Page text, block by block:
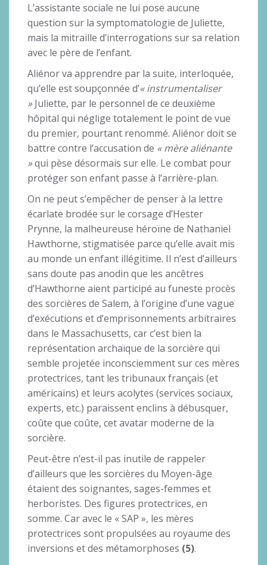
L’assistante sociale ne lui pose aucune
question sur la symptomatologie de Juliette,
mais la mitraille d’interrogations sur sa relation
avec le père de l’enfant.
Aliénor va apprendre par la suite, interloquée,
qu’elle est soupçonnée d’« instrumentaliser
»Juliette, par le personnel de ce deuxième
hôpital qui néglige totalement le point de vue
du premier, pourtant renommé. Aliénor doit se
battre contre l’accusation de « mère aliénante
»qui pèse désormais sur elle. Le combat pour
protéger son enfant passe à l’arrière-plan.
On ne peut s’empêcher de penser à la lettre
écarlate brodée sur le corsage d’Hester
Prynne, la malheureuse héroïne de Nathaniel
Hawthorne, stigmatisée parce qu’elle avait mis
au monde un enfant illégitime. Il n’est d’ailleurs
sans doute pas anodin que les ancêtres
d’Hawthorne aient participé au funeste procès
des sorcières de Salem, à l’origine d’une vague
d’exécutions et d’emprisonnements arbitraires
dans le Massachusetts, car c’est bien la
représentation archaïque de la sorcière qui
semble projetée inconsciemment sur ces mères
protectrices, tant les tribunaux français (et
américains) et leurs acolytes (services sociaux,
experts, etc.) paraissent enclins à débusquer,
coûte que coûte, cet avatar moderne de la
sorcière.
Peut-être n’est-il pas inutile de rappeler
d’ailleurs que les sorcières du Moyen-âge
étaient des soignantes, sages-femmes et
herboristes. Des figures protectrices, en
somme. Car avec le « SAP », les mères
protectrices sont propulsées au royaume des
inversions et des métamorphoses (5).